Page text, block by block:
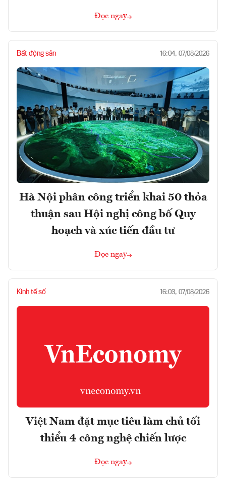
Đọc ngay
Bất động sản 16:04, 07/08/2026
Hà Nội phân công triển khai 50 thỏa
thuận sau Hội nghị công bố Quy
hoạch và xúc tiến đầu tư
Đọc ngay
Kinh tế số 16:03, 07/08/2026
Việt Nam đặt mục tiêu làm chủ tối
thiểu 4 công nghệ chiến lược
Đọc ngay